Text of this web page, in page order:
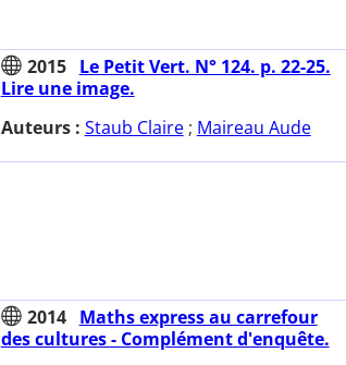
2015
Le Petit Vert. N° 124. p. 22-25.
Lire une image.
Auteurs : Staub Claire; Maireau Aude
2014
Maths express au carrefour
des cultures - Complément d'enquête.